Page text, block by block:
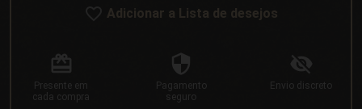
Adicionar a Lista de desejos
Presente em
cada compra
Pagamento
seguro
Envio discreto